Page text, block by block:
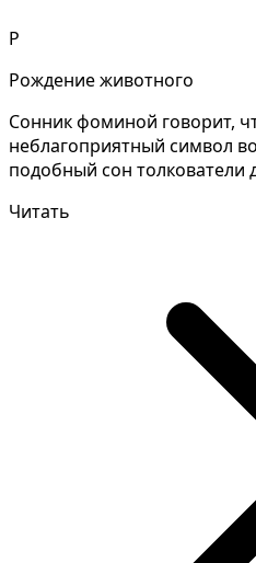
Р
Рождение животного
Сонник фоминой говорит, что рождение животного -
неблагоприятный символ
подобный сон толкователи
Читать